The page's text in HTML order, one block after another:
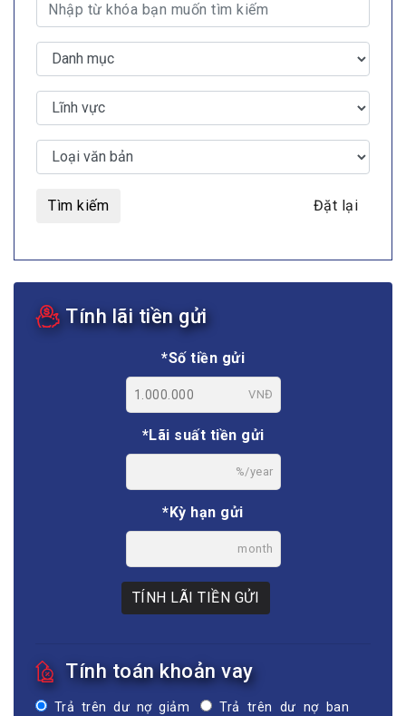
Tìm kiếm Đặt lại
Tính lãi tiền gửi
*Số tiền gửi
VNĐ
*Lãi suất tiền gửi
%/year
*Kỳ hạn gửi
month
TÍNH LÃI TIỀN GỬI
Tính toán khoản vay
Trả trên dư nợ giảm
Trả trên dư nợ ban